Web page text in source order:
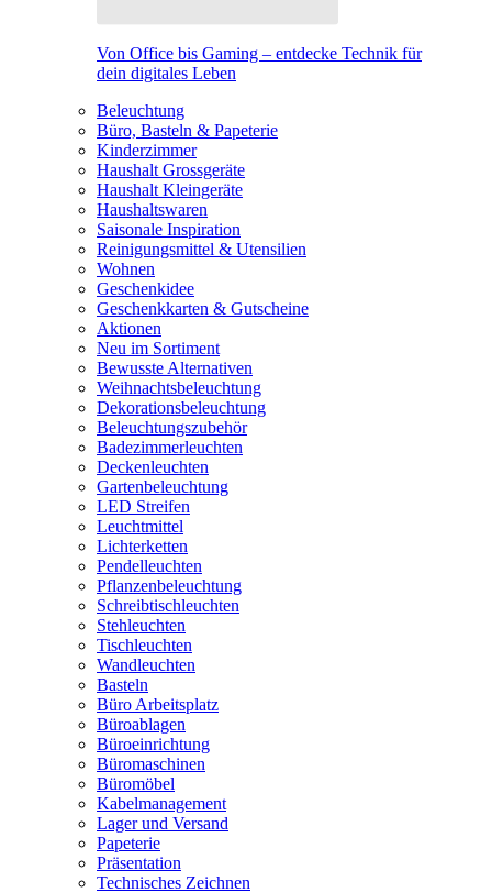
Von Office bis Gaming – entdecke Technik für
dein digitales Leben
Beleuchtung
Büro, Basteln & Papeterie
Kinderzimmer
Haushalt Grossgeräte
Haushalt Kleingeräte
Haushaltswaren
Saisonale Inspiration
Reinigungsmittel & Utensilien
Wohnen
Geschenkidee
Geschenkkarten & Gutscheine
Aktionen
Neu im Sortiment
Bewusste Alternativen
Weihnachtsbeleuchtung
Dekorationsbeleuchtung
Beleuchtungszubehör
Badezimmerleuchten
Deckenleuchten
Gartenbeleuchtung
LED Streifen
Leuchtmittel
Lichterketten
Pendelleuchten
Pflanzenbeleuchtung
Schreibtischleuchten
Stehleuchten
Tischleuchten
Wandleuchten
Basteln
Büro Arbeitsplatz
Büroablagen
Büroeinrichtung
Büromaschinen
Büromöbel
Kabelmanagement
Lager und Versand
Papeterie
Präsentation
Technisches Zeichnen